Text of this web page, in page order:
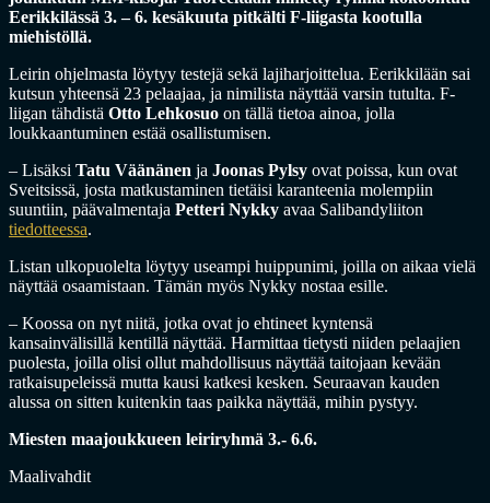
Eerikkilässä 3. – 6. kesäkuuta pitkälti F-liigasta kootulla
miehistöllä.
Leirin ohjelmasta löytyy testejä sekä lajiharjoittelua. Eerikkilään sai
kutsun yhteensä 23 pelaajaa, ja nimilista näyttää varsin tutulta. F-
liigan tähdistä Otto Lehkosuo on tällä tietoa ainoa, jolla
loukkaantuminen estää osallistumisen.
– Lisäksi Tatu Väänänen ja Joonas Pylsy ovat poissa, kun ovat
Sveitsissä, josta matkustaminen tietäisi karanteenia molempiin
suuntiin, päävalmentaja Petteri Nykky avaa Salibandyliiton
tiedotteessa.
Listan ulkopuolelta löytyy useampi huippunimi, joilla on aikaa vielä
näyttää osaamistaan. Tämän myös Nykky nostaa esille.
– Koossa on nyt niitä, jotka ovat jo ehtineet kyntensä
kansainvälisillä kentillä näyttää. Harmittaa tietysti niiden pelaajien
puolesta, joilla olisi ollut mahdollisuus näyttää taitojaan kevään
ratkaisupeleissä mutta kausi katkesi kesken. Seuraavan kauden
alussa on sitten kuitenkin taas paikka näyttää, mihin pystyy.
Miesten maajoukkueen leiriryhmä 3.- 6.6.
Maalivahdit